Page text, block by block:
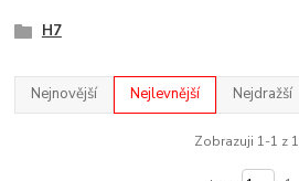
H7
Nejnovější Nejlevnější Nejdražší
Zobrazuji 1-1 z 1